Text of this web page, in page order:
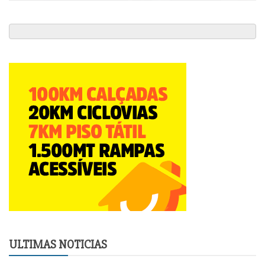
ULTIMAS NOTICIAS